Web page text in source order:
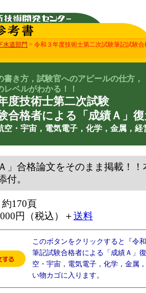
水道部門 > 令和３年度技術士第二次試験筆記試験
書き方，試験官へのアピールの仕方，
レベルがわかる！！
度技術士第二次試験
合格者による「成績Ａ」
空・宇宙，電気電子，化学，金属，
」合格論文をそのまま掲載！
付。
約170頁
円（税込）＋送料
このボタンをクリックすると『令
筆記試験合格者による「成績Ａ」
空・宇宙，電気電子，化学，金属
い物カゴに入ります。